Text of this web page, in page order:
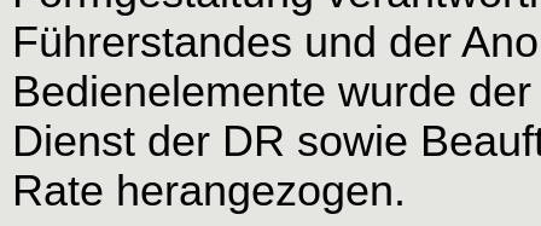
Führerstandes und der
Bedienelemente wurde
Dienst der DR sowie
Rate herangezogen.